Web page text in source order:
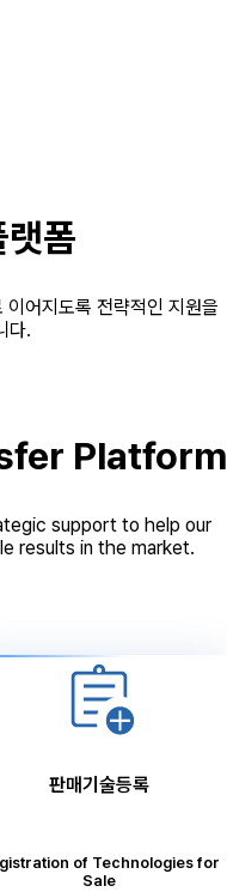
폼
어지도록 전략적인 지원을
다.
Platform
support to help our
results in the market.
판매기술등록
of Technologies for
Sale